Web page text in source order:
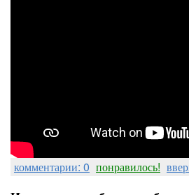
комментарии: 0 понравилось!